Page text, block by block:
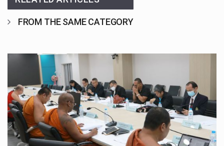
FROM THE SAME CATEGORY